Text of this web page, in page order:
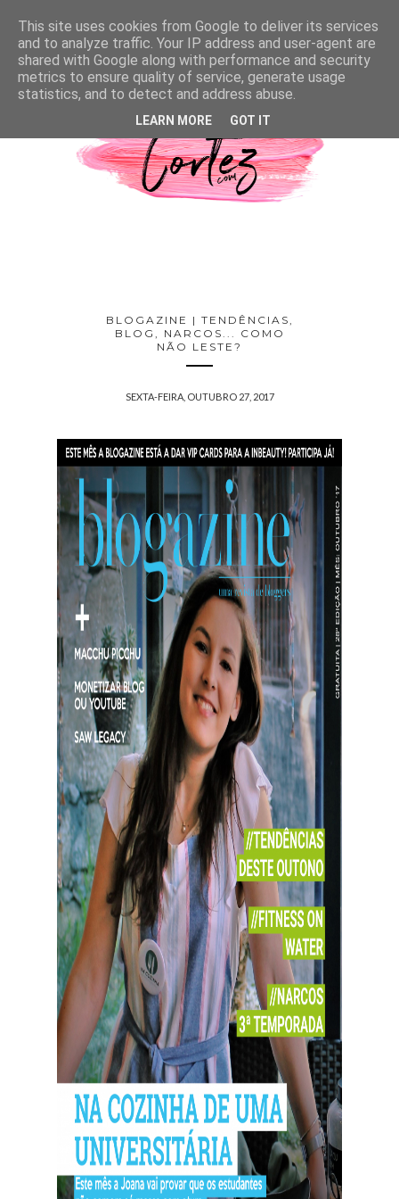
BLOGAZINE | TENDÊNCIAS,
BLOG, NARCOS... COMO
NÃO LESTE?
SEXTA-FEIRA, OUTUBRO 27, 2017
This site uses cookies from Google to deliver its services
and to analyze traffic. Your IP address and user-agent are
shared with Google along with performance and security
metrics to ensure quality of service, generate usage
statistics, and to detect and address abuse.
LEARN MORE GOT IT